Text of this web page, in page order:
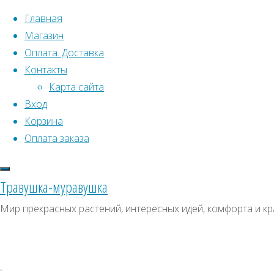
Перейти к содержимому
Главная
Магазин
Оплата. Доставка
Контакты
Карта сайта
Вход
Корзина
Оплата заказа
Травушка-муравушка
Мир прекрасных растений, интересных идей, комфорта и
Что искать:
Душистый
колосок
Купить
Искать:
СКИДКИ, АКЦИИ
Архивы